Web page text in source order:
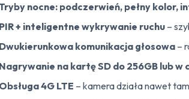
nocne: podczerwień, pełny kolor,
PIR + inteligentne wykrywanie ruchu –
Dwukierunkowa komunikacja głosowa –
Nagrywanie na kartę SD do 256GB lub w
Obsługa 4G LTE – kamera działa nawet